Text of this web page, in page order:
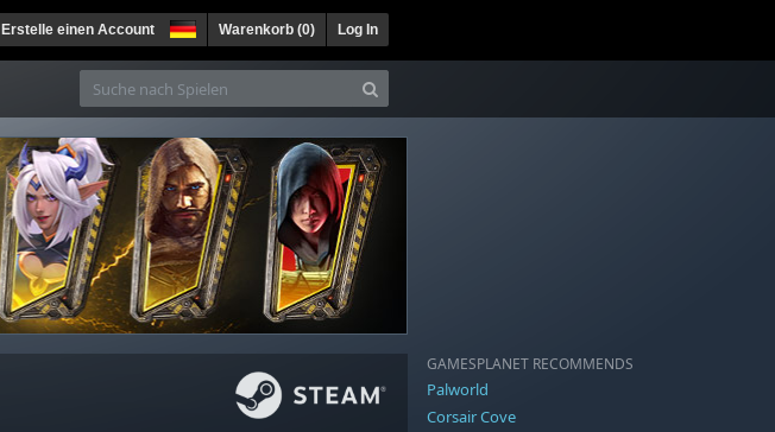
Erstelle einen Account Warenkorb (0) Log In
GAMESPLANET RECOMMENDS
Palworld
Corsair Cove